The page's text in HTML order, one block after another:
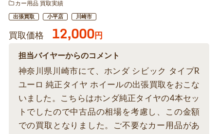
カー用品 買取実績
出張買取 小平店 川崎市
買取価格 12,000円
担当バイヤーからのコメント
神奈川県川崎市にて、ホンダ シビック タイプR
ユーロ 純正タイヤ ホイールの出張買取をおこな
いました。こちらはホンダ純正タイヤの4本セッ
トでしたので中古品の相場を考慮し、この金額
での買取となりました。ご不要なカー用品があ